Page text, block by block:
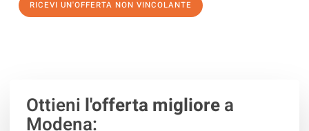
RICEVI UN'OFFERTA NON VINCOLANTE
Ottieni l'offerta migliorea
Modena: